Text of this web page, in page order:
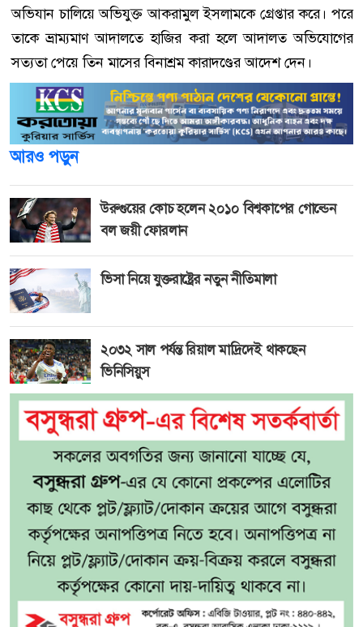
অভিযান চালিয়ে অভিযুক্ত আকরামুল ইসলামকে গ্রেপ্তার করে। পরে
তাকে ভ্রাম্যমাণ আদালতে হাজির করা হলে আদালত অভিযোগের
সত্যতা পেয়ে তিন মাসের বিনাশ্রম কারাদণ্ডের আদেশ দেন।
আরও পড়ুন
উরুগুয়ের কোচ হলেন ২০১০ বিশ্বকাপের গোল্ডেন
বল জয়ী ফোরলান
ভিসা নিয়ে যুক্তরাষ্ট্রের নতুন নীতিমালা
২০৩২ সাল পর্যন্ত রিয়াল মাদ্রিদেই থাকছেন
ভিনিসিয়ুস